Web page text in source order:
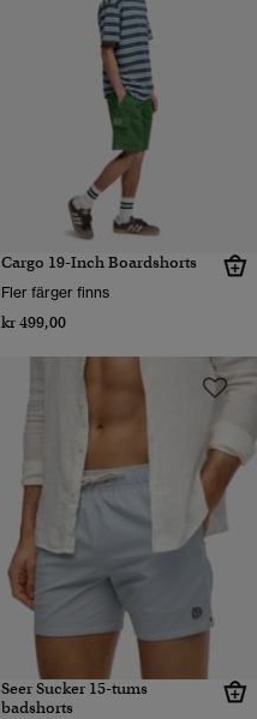
Cargo 19-Inch Boardshorts
Fler färger finns
kr 499,00
Seer Sucker 15-tums
badshorts